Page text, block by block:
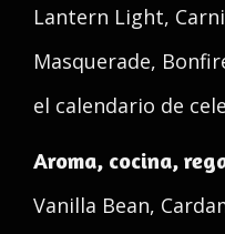
Lantern Light,
Masquerade,
el calendario de
Aroma, cocina,
Vanilla Bean,